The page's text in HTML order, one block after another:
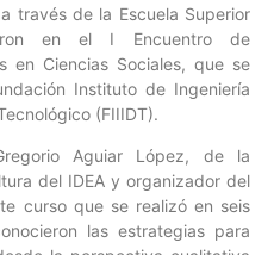
través de la Escuela Superior
en el I Encuentro de
en Ciencias Sociales, que se
Instituto de Ingeniería
(FIIIDT).
Aguiar López, de la
del IDEA y organizador del
curso que se realizó en seis
las estrategias para